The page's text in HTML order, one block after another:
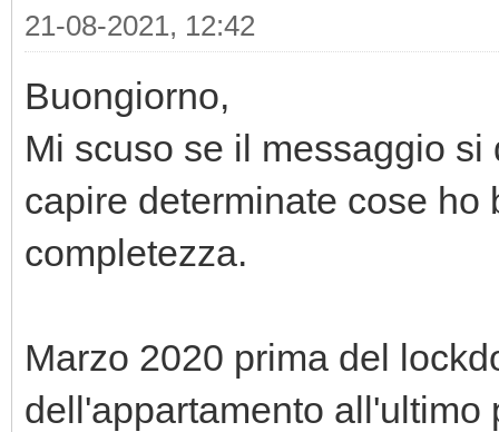
21-08-2021, 12:42
Buongiorno,
Mi scuso se il messaggio
capire determinate cose
completezza.
Marzo 2020 prima del
dell'appartamento